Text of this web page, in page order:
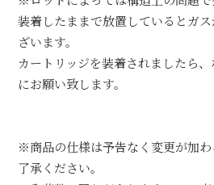
装着したままで放置しているとガ
ざいます。
カートリッジを装着されましたら
にお願い致します。
※商品の仕様は予告なく変更が加
了承ください。